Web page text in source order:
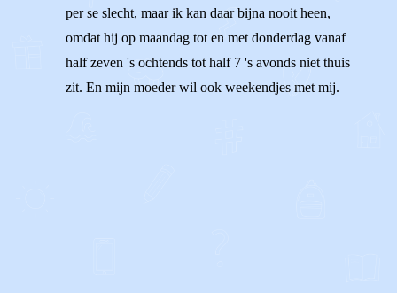
per se slecht, maar ik kan daar bijna nooit heen,
omdat hij op maandag tot en met donderdag vanaf
half zeven 's ochtends tot half 7 's avonds niet thuis
zit. En mijn moeder wil ook weekendjes met mij.